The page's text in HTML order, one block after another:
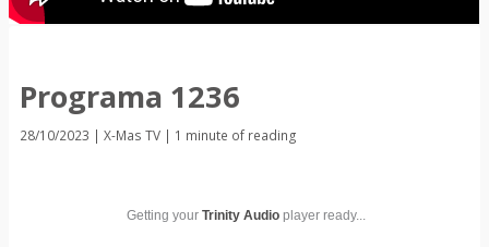
Programa 1236
28/10/2023 |X-Mas TV | 1 minute of reading
Getting your Trinity Audioplayer ready...